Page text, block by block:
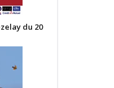
du 20